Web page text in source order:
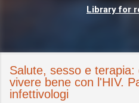
Library for
Salute, sesso e terapia:
vivere bene con l'HIV.
infettivologi